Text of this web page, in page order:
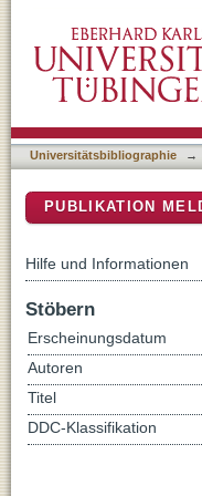
Universitätsbibliographie →
PUBLIKATION
Hilfe und Informationen
Stöbern
Erscheinungsdatum
Autoren
Titel
DDC-Klassifikation